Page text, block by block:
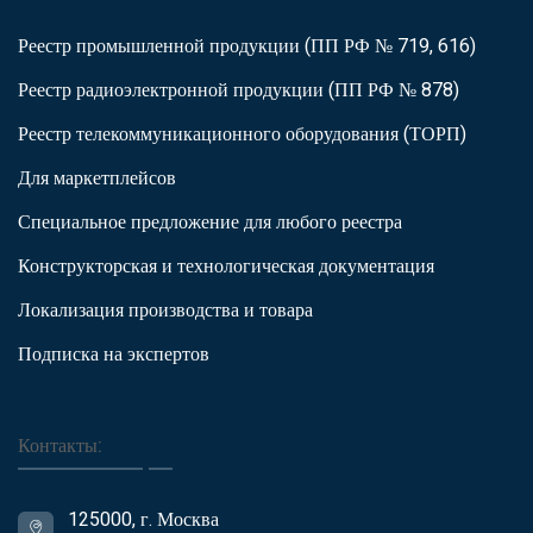
Реестр промышленной продукции (ПП РФ № 719, 616)
Реестр радиоэлектронной продукции (ПП РФ № 878)
Реестр телекоммуникационного оборудования (ТОРП)
Для маркетплейсов
Специальное предложение для любого реестра
Конструкторская и технологическая документация
Локализация производства и товара
Подписка на экспертов
Контакты:
125000, г. Москва